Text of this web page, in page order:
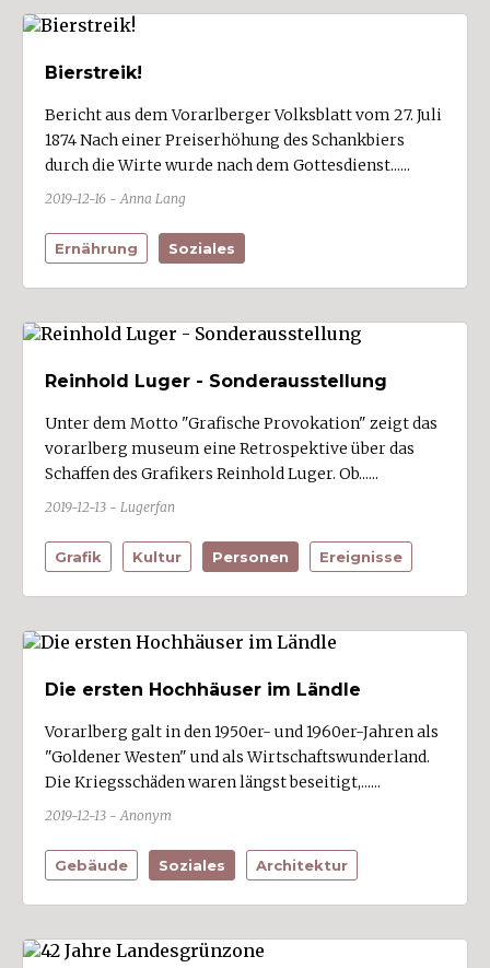
Bierstreik!
Bericht aus dem Vorarlberger Volksblatt vom 27. Juli
1874 Nach einer Preiserhöhung des Schankbiers
durch die Wirte wurde nach dem Gottesdienst......
2019-12-16 - Anna Lang
Ernährung Soziales
Reinhold Luger - Sonderausstellung
Unter dem Motto "Grafische Provokation" zeigt das
vorarlberg museum eine Retrospektive über das
Schaffen des Grafikers Reinhold Luger. Ob......
2019-12-13 - Lugerfan
Grafik Kultur Personen Ereignisse
Die ersten Hochhäuser im Ländle
Vorarlberg galt in den 1950er- und 1960er-Jahren als
"Goldener Westen" und als Wirtschaftswunderland.
Die Kriegsschäden waren längst beseitigt,......
2019-12-13 - Anonym
Gebäude Soziales Architektur